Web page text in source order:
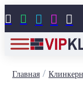
    
Главная/